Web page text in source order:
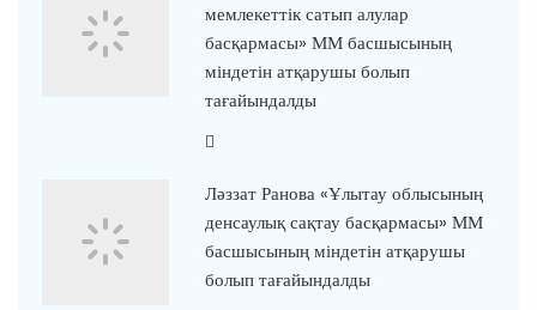
мемлекеттік сатып алулар
басқармасы» ММ басшысының
міндетін атқарушы болып
тағайындалды
Ләззат Ранова «Ұлытау облысының
денсаулық сақтау басқармасы» ММ
басшысының міндетін атқарушы
болып тағайындалды